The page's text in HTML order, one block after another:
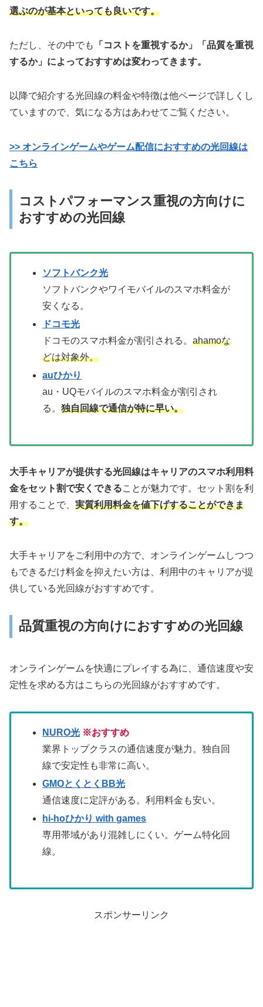
選ぶのが基本といっても良いです。
ただし、その中でも
「コストを重視するか」「品質を重視
するか」によっておすすめは変わってきます。
以降で紹介する光回線の料金や特徴は他ページで詳しくし
ていますので、気になる方はあわせてご覧ください。
>> オンラインゲームやゲーム配信におすすめの光回線は
こちら
コストパフォーマンス重視の方向けに
おすすめの光回線
ソフトバンク光
ソフトバンクやワイモバイルのスマホ料金が
安くなる。
ドコモ光
ドコモのスマホ料金が割引される。ahamoな
どは対象外。
auひかり
au・UQモバイルのスマホ料金が割引され
る。独自回線で通信が特に早い。
大手キャリアが提供する光回線はキャリアのスマホ利用料
金をセット割で安くできることが魅力です。セット割を利
用することで、 実質利用料金を値下げすることができま
す。
大手キャリアをご利用中の方で、オンラインゲームしつつ
もできるだけ料金を抑えたい方は、利用中のキャリアが提
供している光回線がおすすめです。
品質重視の方向けにおすすめの光回線
オンラインゲームを快適にプレイする為に、通信速度や安
定性を求める方はこちらの光回線がおすすめです。
NURO光 ※おすすめ
業界トップクラスの通信速度が魅力。独自回
線で安定性も非常に高い。
GMOとくとくBB光
通信速度に定評がある。利用料金も安い。
hi-hoひかり with games
専用帯域があり混雑しにくい。ゲーム特化回
線。
スポンサーリンク